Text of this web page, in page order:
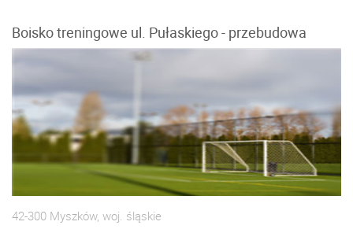
Boisko treningowe ul. Pułaskiego - przebudowa
42-300 Myszków, woj. śląskie